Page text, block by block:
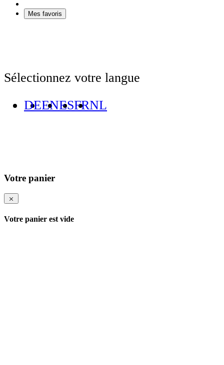
Mes favoris
Sélectionnez votre langue
DEENESFRNL
Votre panier
Votre panier est vide